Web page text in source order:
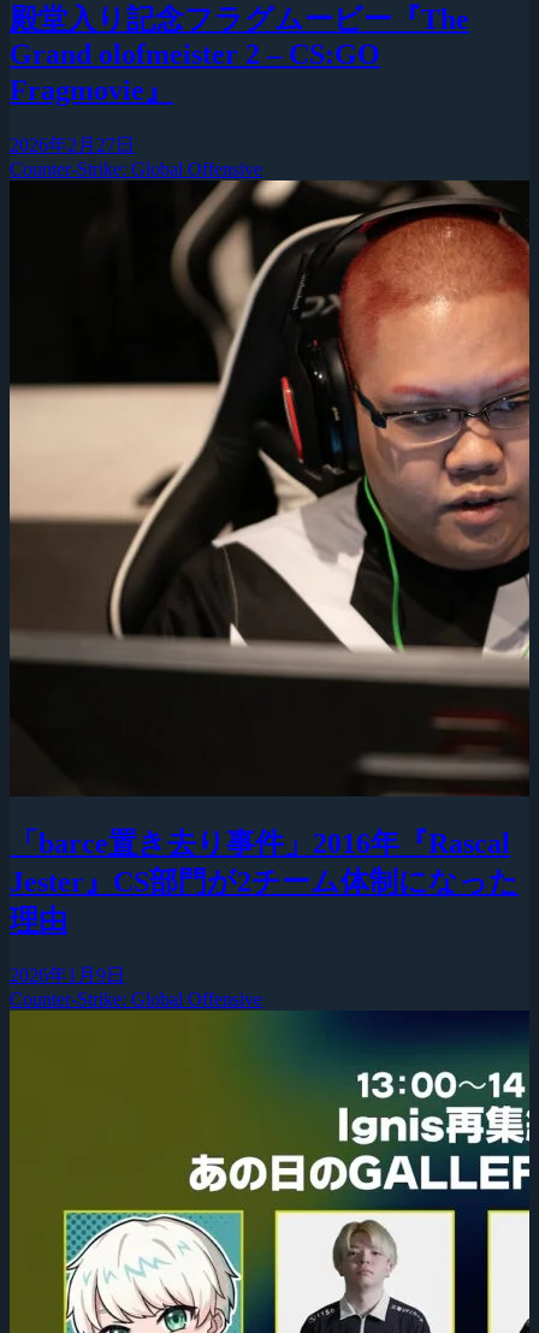
殿堂入り記念フラグムービー『The
Grand olofmeister 2 – CS:GO
Fragmovie』
2026年2月27日
Counter-Strike: Global Offensive
「barce置き去り事件」2016年『Rascal
Jester』CS部門が2チーム体制になった
理由
2026年1月9日
Counter-Strike: Global Offensive